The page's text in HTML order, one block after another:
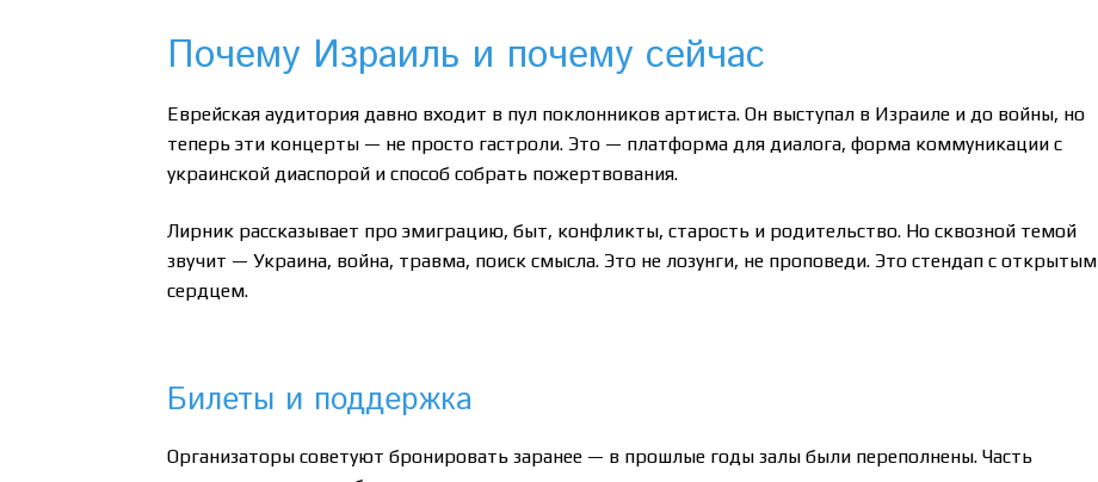
Почему Израиль и почему сейчас
Еврейская аудитория давно входит в пул поклонников артиста. Он выступал в Израиле и до войны, но
теперь эти концерты — не просто гастроли. Это — платформа для диалога, форма коммуникации с
украинской диаспорой и способ собрать пожертвования.
Лирник рассказывает про эмиграцию, быт, конфликты, старость и родительство. Но сквозной темой
звучит — Украина, война, травма, поиск смысла. Это не лозунги, не проповеди. Это стендап с открытым
сердцем.
Билеты и поддержка
Организаторы советуют бронировать заранее — в прошлые годы залы были переполнены. Часть